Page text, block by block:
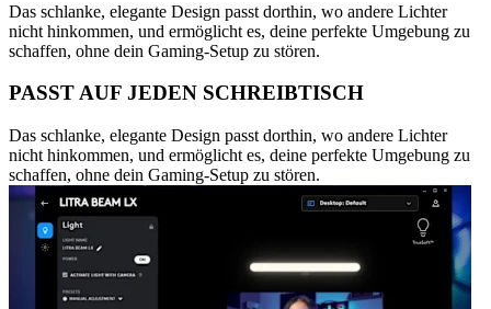
Das schlanke, elegante Design passt dorthin, wo andere Lichter
nicht hinkommen, und ermöglicht es, deine perfekte Umgebung zu
schaffen, ohne dein Gaming-Setup zu stören.
PASST AUF JEDEN SCHREIBTISCH
Das schlanke, elegante Design passt dorthin, wo andere Lichter
nicht hinkommen, und ermöglicht es, deine perfekte Umgebung zu
schaffen, ohne dein Gaming-Setup zu stören.